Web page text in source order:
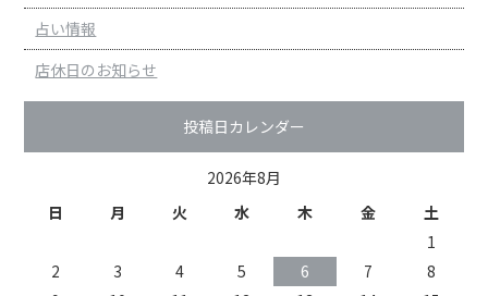
占い情報
店休日のお知らせ
投稿日カレンダー
2026年8月
日
月 火 水 木 金
土
1
2
3 4 5 6 7
8